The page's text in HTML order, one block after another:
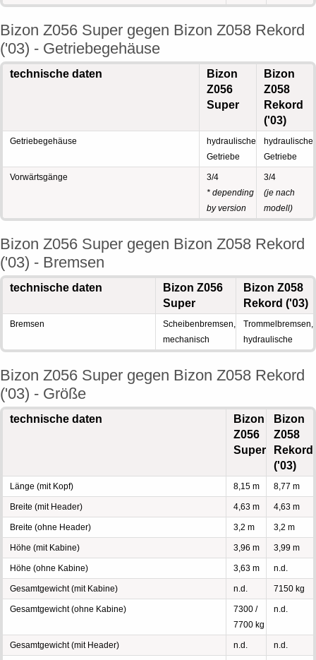
Bizon Z056 Super gegen Bizon Z058 Rekord
('03) - Getriebegehäuse
technische daten
Bizon
Z056
Super
Bizon
Z058
Rekord
('03)
Getriebegehäuse
hydraulische
Getriebe
hydraulische
Getriebe
Vorwärtsgänge
3/4
* depending
by version
3/4
(je nach
modell)
Bizon Z056 Super gegen Bizon Z058 Rekord
('03) - Bremsen
technische daten
Bizon Z056
Super
Bizon Z058
Rekord ('03)
Bremsen
Scheibenbremsen,
mechanisch
Trommelbremsen,
hydraulische
Bizon Z056 Super gegen Bizon Z058 Rekord
('03) - Größe
technische daten
Bizon
Z056
Super
Bizon
Z058
Rekord
('03)
Länge (mit Kopf) 8,15 m 8,77 m
Breite (mit Header) 4,63 m 4,63 m
Breite (ohne Header) 3,2 m 3,2 m
Höhe (mit Kabine) 3,96 m 3,99 m
Höhe (ohne Kabine) 3,63 m n.d.
Gesamtgewicht (mit Kabine) n.d. 7150 kg
Gesamtgewicht (ohne Kabine)
7300 /
7700 kg
n.d.
Gesamtgewicht (mit Header) n.d. n.d.